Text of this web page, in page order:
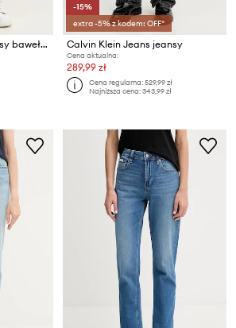
Calvin Klein Jeans jeansy bawełniane
-15%
extra -5% z kodem: OFF*
Calvin Klein Jeans jeansy
Cena aktualna:
289,99 zł
Cena regularna:529,99 zł
Najniższa cena:343,99 zł